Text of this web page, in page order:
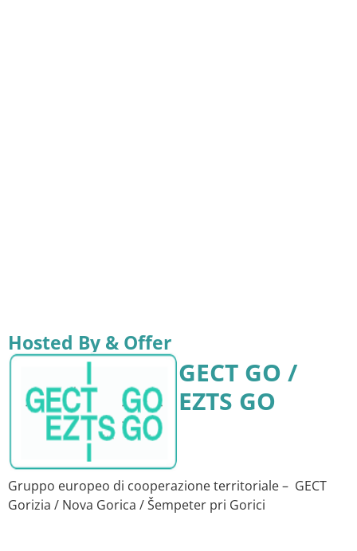
Hosted By & Offer
GECT GO /
EZTS GO
Gruppo europeo di cooperazione territoriale – GECT
Gorizia / Nova Gorica / Šempeter pri Gorici